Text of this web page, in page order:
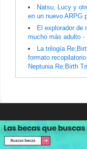
Natsu, Lucy y
en un nuevo ARPG
El explorador de
mucho más adulto -
La trilogía
formato
Neptunia Re;Birth